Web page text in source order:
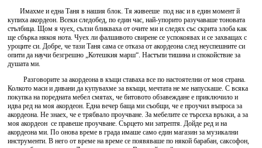
Имахме и една Таня в нашия блок. Тя живееше под нас и в един момент й
купиха акордеон. Всеки следобед, по един час, най-упорито разучаваше тоновата
стълбица. Щом я чуех, сълзи бликваха от очите ми и следях със скрита злоба как
ще сбърка някоя нота. Чуех ли фалшивото свирене се успокоявах и се захващах с
уроците си. Добре, че тази Таня сама се отказа от акордеона след неуспешните си
опити да научи безгрешно „Котешкия марш“. Настъпи тишина и спокойствие за
душата ми.
Разговорите за акордеона в къщи ставаха все по настоятелни от моя страна.
Колкото маси и дивани да купувахме за вкъщи, мечтата не ме напускаше. С всяка
покупка на поредната мебел смятах, че битовото обзавеждане е приключило и
идва ред на моя акордеон. Една вечер баща ми съобщи, че е проучил въпроса за
акордеона. Не знаех, че е трябвало проучване. За мебелите се търсеха връзки, а за
моя акордеон се правеше проучване. Сърцето ми затрептя. Дойде ред и на
акордеона ми. По онова време в града имаше само един магазин за музикални
инструменти. В него от време на време се появяваше по някой барабан, саксофон,